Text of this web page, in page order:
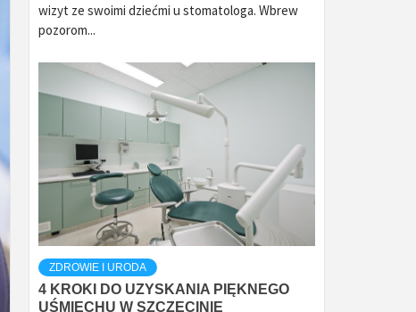
wizyt ze swoimi dziećmi u stomatologa. Wbrew
pozorom...
ZDROWIE I URODA
4 KROKI DO UZYSKANIA PIĘKNEGO
UŚMIECHU W SZCZECINIE